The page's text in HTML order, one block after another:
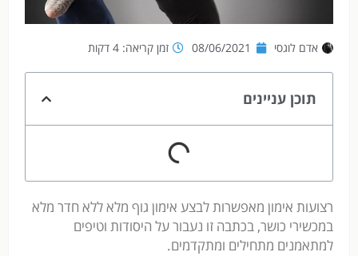
אדם לוגסי 08/06/2021 זמן קריאה: 4 דקות
תוכן עניינים
רצועות אימון מאפשרות לבצע אימון גוף מלא ללא חדר מלא
במכשירי כושר, בכתבה זו נעבור על היסודות וטיפים
למתאמנים מתחילים ומתקדמים.